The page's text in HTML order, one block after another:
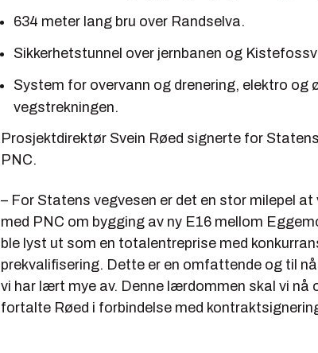
634 meter lang bru over Randselva.
Sikkerhetstunnel over jernbanen og
System for overvann og drenering, elektro og
vegstrekningen.
Prosjektdirektør Svein Røed signerte for
PNC.
– For Statens vegvesen er det en stor milepel
med PNC om bygging av ny E16 mellom
ble lyst ut som en totalentreprise med
prekvalifisering. Dette er en omfattende og til
vi har lært mye av. Denne lærdommen skal vi nå
fortalte Røed i forbindelse med